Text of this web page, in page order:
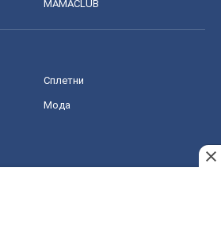
MAMACLUB
Сплетни
Мода